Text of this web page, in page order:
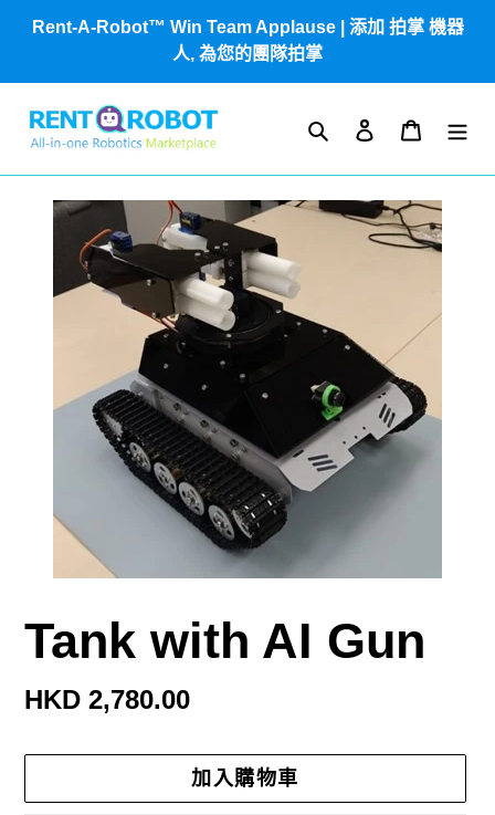
內
Rent-A-Robot™ Win Team Applause | 添加 拍掌 機器
人, 為您的團隊拍掌
搜尋 登入 購物車
Tank with AI Gun
定
HKD 2,780.00
加入購物車